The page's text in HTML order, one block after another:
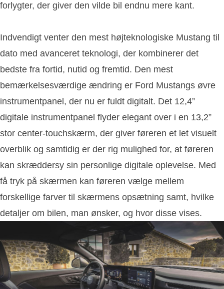
forlygter, der giver den vilde bil endnu mere kant.
Indvendigt venter den mest højteknologiske Mustang til
dato med avanceret teknologi, der kombinerer det
bedste fra fortid, nutid og fremtid. Den mest
bemærkelsesværdige ændring er Ford Mustangs øvre
instrumentpanel, der nu er fuldt digitalt. Det 12,4”
digitale instrumentpanel flyder elegant over i en 13,2”
stor center-touchskærm, der giver føreren et let visuelt
overblik og samtidig er der rig mulighed for, at føreren
kan skræddersy sin personlige digitale oplevelse. Med
få tryk på skærmen kan føreren vælge mellem
forskellige farver til skærmens opsætning samt, hvilke
detaljer om bilen, man ønsker, og hvor disse vises.